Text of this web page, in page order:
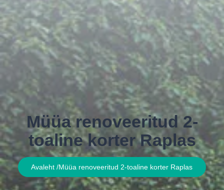
Müüa renoveeritud 2-
toaline korter Raplas
Avaleht /Müüa renoveeritud 2-toaline korter Raplas